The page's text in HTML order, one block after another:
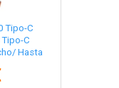
Tipo-C
Tipo-C
Hasta